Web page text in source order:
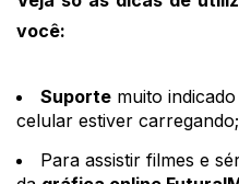
você:
Suporte muito
celular estiver carregando;
Para assistir filmes e